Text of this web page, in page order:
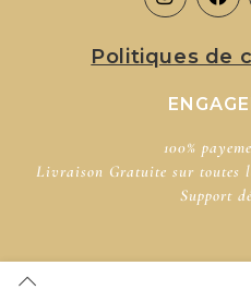
Politiques de
100%
Livraison Gratuite sur toutes
Support